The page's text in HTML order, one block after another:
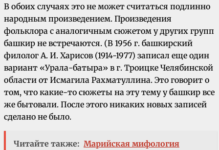
В обоих случаях это не может считаться подлинно
народным произведением. Произведения
фольклора с аналогичным сюжетом у других групп
башкир не встречаются. (В 1956 г. башкирский
филолог А. И. Харисов (1914-1977) записал еще один
вариант «Урала-батыра» в г. Троицке Челябинской
области от Исмагила Рахматуллина. Это говорит о
том, что какие-то сюжеты на эту тему у башкир все
же бытовали. После этого никаких новых записей
сделано не было.
Читайте также: Марийская мифология